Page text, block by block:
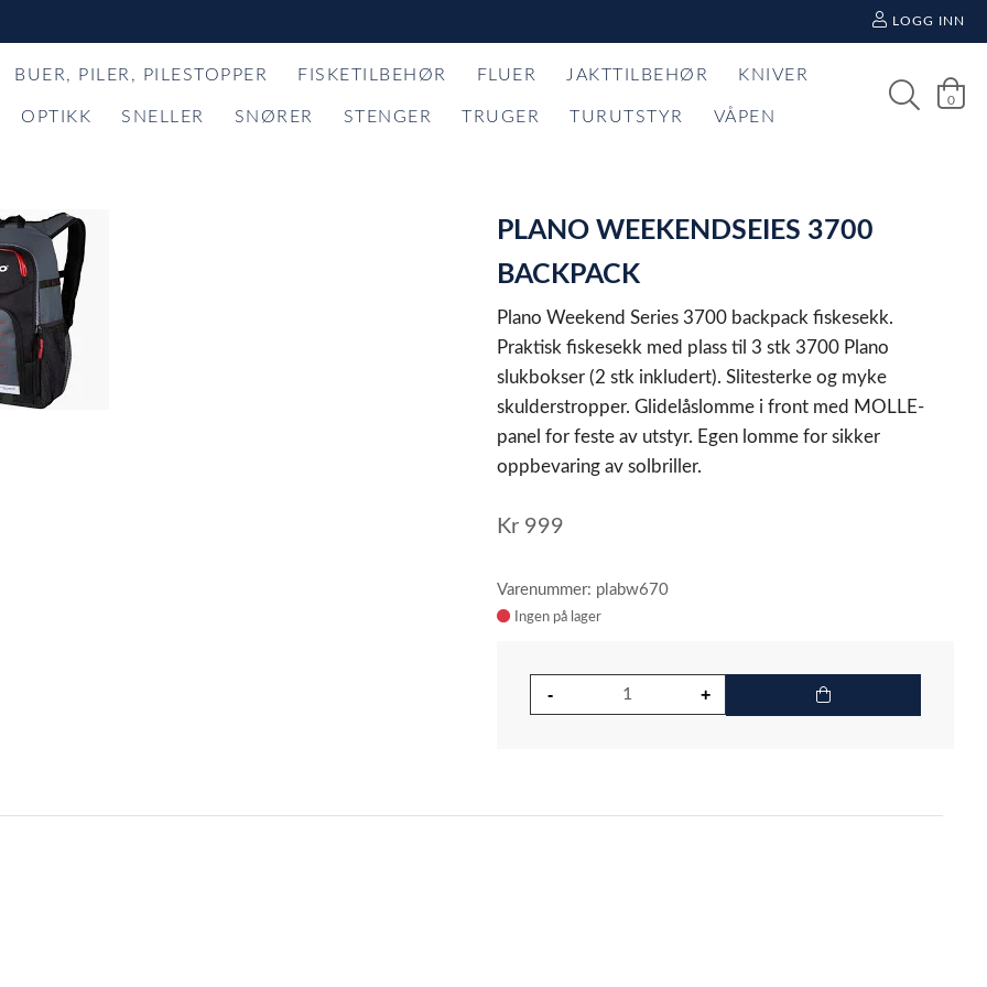
LOGG INN
BUER, PILER, PILESTOPPER FISKETILBEHØR FLUER JAKTTILBEHØR KNIVER
OPTIKK SNELLER SNØRER STENGER TRUGER TURUTSTYR VÅPEN
0
item
PLANO WEEKENDSEIES 3700
BACKPACK
Plano Weekend Series 3700 backpack fiskesekk.
Praktisk fiskesekk med plass til 3 stk 3700 Plano
slukbokser (2 stk inkludert). Slitesterke og myke
skulderstropper. Glidelåslomme i front med MOLLE-
panel for feste av utstyr. Egen lomme for sikker
oppbevaring av solbriller.
Kr 999
Varenummer: plabw670
Ingen på lager